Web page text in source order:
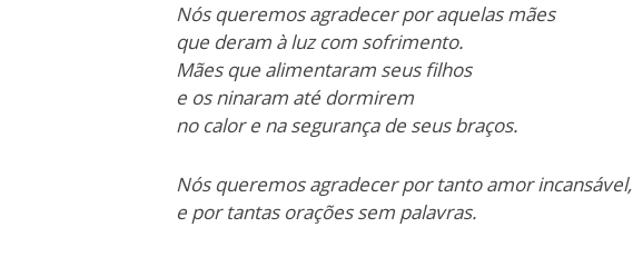
Nós queremos agradecer por aquelas mães
que deram à luz com sofrimento.
Mães que alimentaram seus filhos
e os ninaram até dormirem
no calor e na segurança de seus braços.
Nós queremos agradecer por tanto amor incansável,
e por tantas orações sem palavras.